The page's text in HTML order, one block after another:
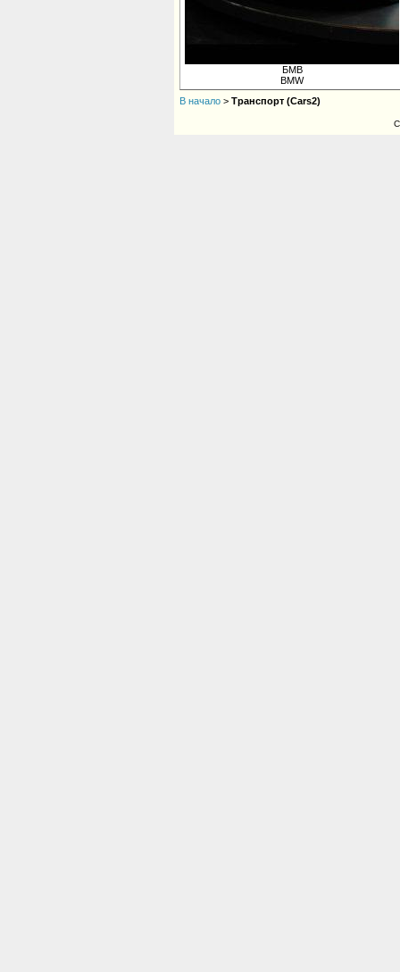
БМВ
BMW
В начало > Транспорт (Cars2)